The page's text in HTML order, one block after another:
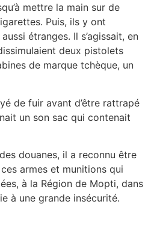
mettre la main sur de
Puis, ils y ont
étranges. Il s’agissait, en
deux pistolets
de marque tchèque, un
de fuir avant d’être rattrapé
un son sac qui contenait
douanes, il a reconnu être
armes et munitions qui
à la Région de Mopti, dans
à une grande insécurité.